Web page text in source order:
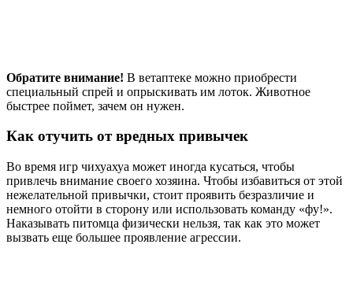
Обратите внимание! В ветаптеке можно приобрести
специальный спрей и опрыскивать им лоток. Животное
быстрее поймет, зачем он нужен.
Как отучить от вредных привычек
Во время игр чихуахуа может иногда кусаться, чтобы
привлечь внимание своего хозяина. Чтобы избавиться от этой
нежелательной привычки, стоит проявить безразличие и
немного отойти в сторону или использовать команду «фу!».
Наказывать питомца физически нельзя, так как это может
вызвать еще большее проявление агрессии.